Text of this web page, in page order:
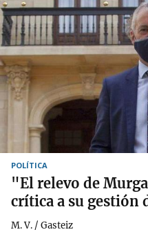
POLÍTICA
"El relevo de
crítica a su gestión
M. V. / Gasteiz